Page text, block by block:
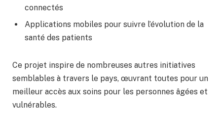
connectés
Applications mobiles pour suivre l’évolution de la
santé des patients
Ce projet inspire de nombreuses autres initiatives
semblables à travers le pays, œuvrant toutes pour un
meilleur accès aux soins pour les personnes âgées et
vulnérables.